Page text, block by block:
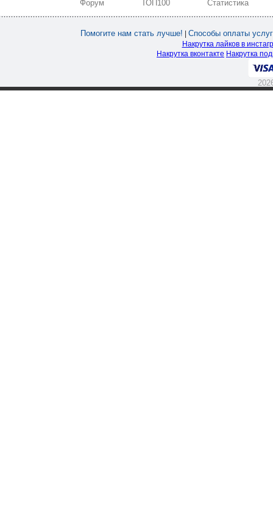
Форум ТОП100 Статистика
Помогите нам стать лучше! Способы оплаты услуг
Накрутка лайков в
Накрутка вконтакте Накрутка